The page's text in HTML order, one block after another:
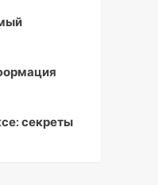
секреты